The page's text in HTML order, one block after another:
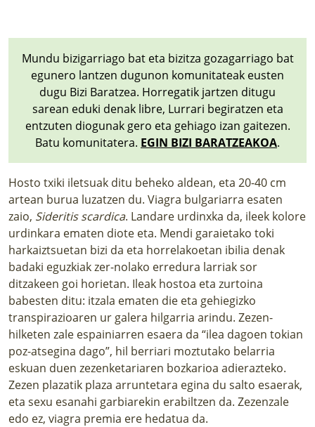
AZOKA
Mundu bizigarriago bat eta bizitza gozagarriago bat
egunero lantzen dugunon komunitateak eusten
dugu Bizi Baratzea. Horregatik jartzen ditugu
sarean eduki denak libre, Lurrari begiratzen eta
entzuten diogunak gero eta gehiago izan gaitezen.
Batu komunitatera. EGIN BIZI BARATZEAKOA.
Hosto txiki iletsuak ditu beheko aldean, eta 20-40 cm
artean burua luzatzen du. Viagra bulgariarra esaten
zaio, Sideritis scardica. Landare urdinxka da, ileek kolore
urdinkara ematen diote eta. Mendi garaietako toki
harkaiztsuetan bizi da eta horrelakoetan ibilia denak
badaki eguzkiak zer-nolako erredura larriak sor
ditzakeen goi horietan. Ileak hostoa eta zurtoina
babesten ditu: itzala ematen die eta gehiegizko
transpirazioaren ur galera hilgarria arindu. Zezen-
hilketen zale espainiarren esaera da “ilea dagoen tokian
poz-atsegina dago”, hil berriari moztutako belarria
eskuan duen zezenketariaren bozkarioa adierazteko.
Zezen plazatik plaza arruntetara egina du salto esaerak,
eta sexu esanahi garbiarekin erabiltzen da. Zezenzale
edo ez, viagra premia ere hedatua da.